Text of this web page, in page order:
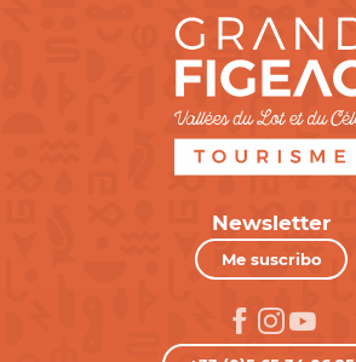
Newsletter
Me suscribo